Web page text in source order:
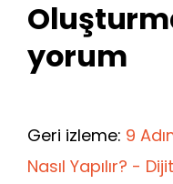
yorum
Geri izleme: 9
Nasıl Yapılır? -